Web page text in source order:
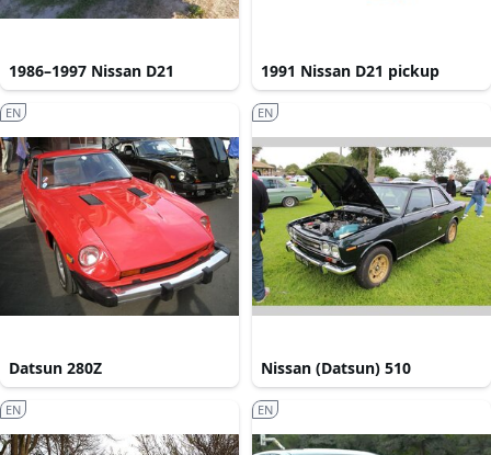
1986–1997 Nissan D21 1991 Nissan D21 pickup
Datsun 280Z
EN
Nissan (Datsun) 510
EN
EN EN